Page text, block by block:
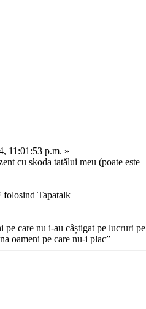
11:01:53 p.m. »
cu skoda tatălui meu (poate este
folosind Tapatalk
pe care nu i-au câștigat pe lucruri pe
oameni pe care nu-i plac”